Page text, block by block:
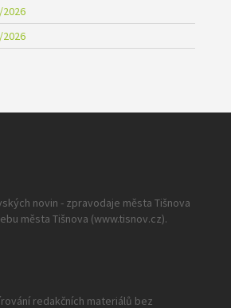
novin - zpravodaje města Tišnova
města Tišnova (www.tisnov.cz).
redakčních materiálů bez